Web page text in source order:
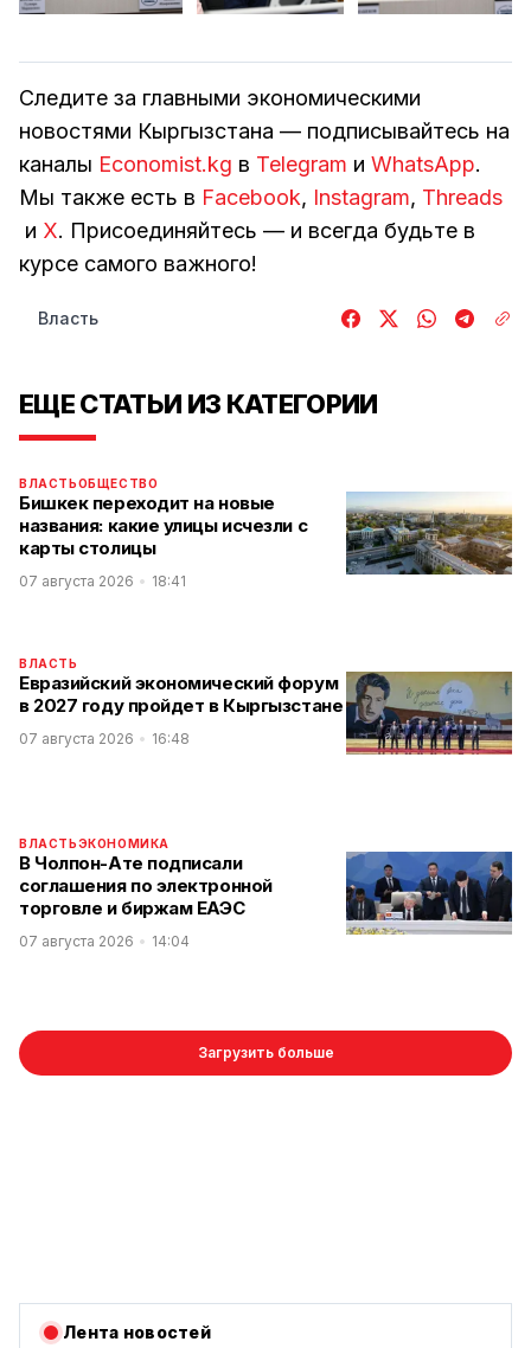
Следите за главными экономическими
новостями Кыргызстана — подписывайтесь на
каналы Economist.kg в Telegram и WhatsApp.
Мы также есть в Facebook, Instagram, Threads
и Х. Присоединяйтесь — и всегда будьте в
курсе самого важного!
Власть
ЕЩЕ СТАТЬИ ИЗ КАТЕГОРИИ
ВЛАСТЬОБЩЕСТВО
Бишкек переходит на новые
названия: какие улицы исчезли с
карты столицы
07 августа 2026 18:41
ВЛАСТЬ
Евразийский экономический форум
в 2027 году пройдет в Кыргызстане
07 августа 2026 16:48
ВЛАСТЬЭКОНОМИКА
В Чолпон-Ате подписали
соглашения по электронной
торговле и биржам ЕАЭС
07 августа 2026 14:04
Загрузить больше
Лента новостей